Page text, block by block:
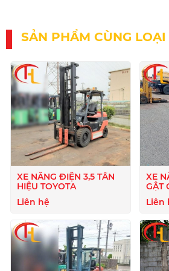
SẢN PHẨM CÙNG LOẠI
XE NÂNG ĐIỆN 3,5 TẤN
HIỆU TOYOTA
Liên hệ
XE
GẬT
Liên